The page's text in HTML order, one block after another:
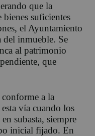
que la
bienes suficientes
el Ayuntamiento
del inmueble. Se
al patrimonio
que
a la
vía cuando los
subasta, siempre
inicial fijado. En